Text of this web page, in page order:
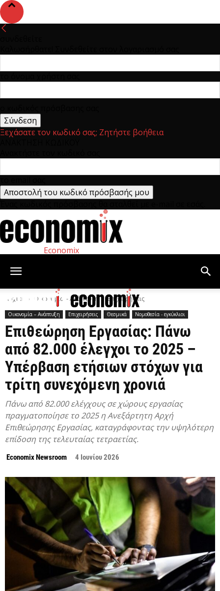
Ξεχάσατε τον κωδικό σας; Ζητήστε βοήθεια
Economix
Αρχική Οικονομία – Ανάπτυξη Επιχειρήσεις
Οικονομία – Ανάπτυξη Επιχειρήσεις Θεσμικά Νομοθεσία - εγκύκλιοι
Επιθεώρηση Εργασίας: Πάνω
από 82.000 έλεγχοι το 2025 –
Υπέρβαση ετήσιων στόχων για
τρίτη συνεχόμενη χρονιά
Πάνω από 82.000 ελέγχους σε χώρους εργασίας
πραγματοποίησε το 2025 η Ανεξάρτητη Αρχή
Επιθεώρησης Εργασίας, καταγράφοντας την υψηλότερη
επίδοση της τελευταίας τετραετίας.
Economix Newsroom 4 Ιουνίου 2026